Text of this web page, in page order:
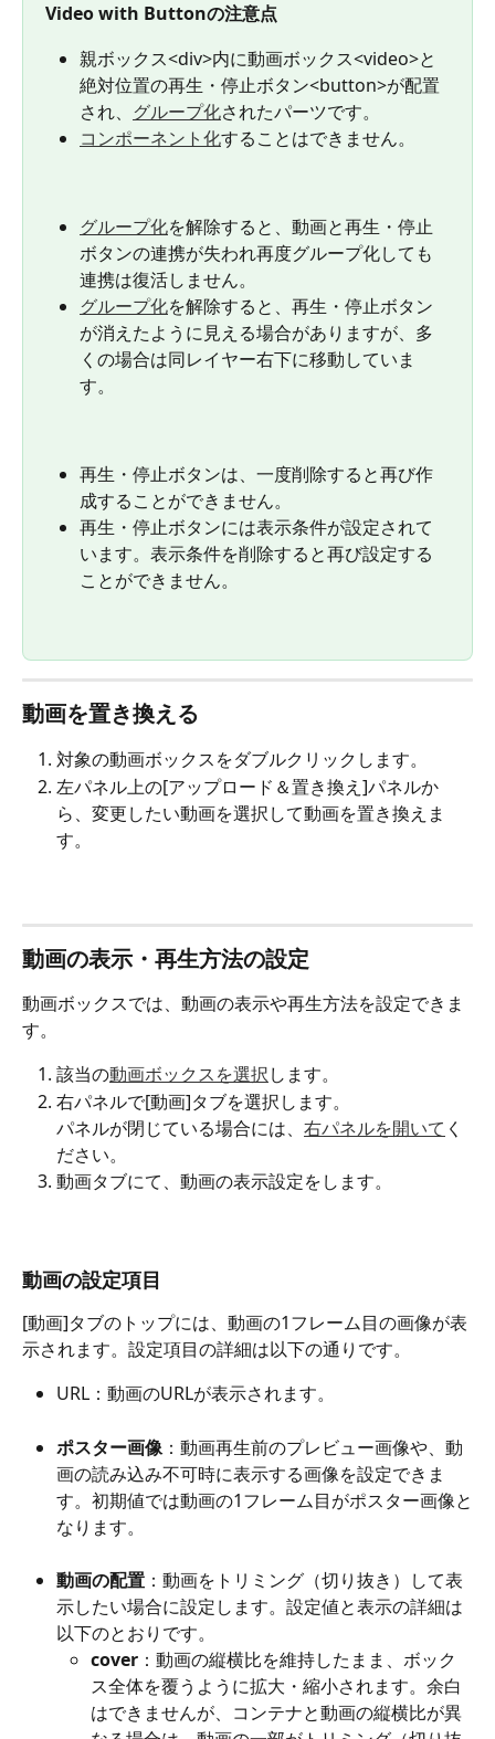
Video with Buttonの注意点
親ボックス<div>内に動画ボックス<video>と
絶対位置の再生・停止ボタン<button>が配置
され、 グループ化されたパーツです。
コンポーネント化することはできません。
グループ化を解除すると、動画と再生・停止
ボタンの連携が失われ再度グループ化しても
連携は復活しません。
グループ化を解除すると、再生・停止ボタン
が消えたように見える場合がありますが、多
くの場合は同レイヤー右下に移動していま
す。
再生・停止ボタンは、一度削除すると再び作
成することができません。
再生・停止ボタンには表示条件が設定されて
います。表示条件を削除すると再び設定する
ことができません。
動画を置き換える
対象の動画ボックスをダブルクリックします。
左パネル上の[アップロード＆置き換え]パネルか
ら、変更したい動画を選択して動画を置き換えま
す。
動画の表示・再生方法の設定
動画ボックスでは、動画の表示や再生方法を設定できま
す。
該当の動画ボックスを選択します。
右パネルで[動画]タブを選択します。
パネルが閉じている場合には、 右パネルを開いて く
ださい。
動画タブにて、動画の表示設定をします。
動画の設定項目
[動画]タブのトップには、動画の1フレーム目の画像が表
示されます。設定項目の詳細は以下の通りです。
URL：動画のURLが表示されます。
ポスター画像：動画再生前のプレビュー画像や、動
画の読み込み不可時に表示する画像を設定できま
す。初期値では動画の1フレーム目がポスター画像と
なります。
動画の配置 ：動画をトリミング（切り抜き）して表
示したい場合に設定します。設定値と表示の詳細は
以下のとおりです。
cover ：動画の縦横比を維持したまま、ボック
ス全体を覆うように拡大・縮小されます。余白
はできませんが、コンテナと動画の縦横比が異